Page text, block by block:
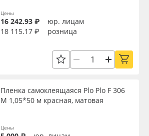
Цены
16 242.93 ₽
юр. лицам
18 115.17 ₽
розница
Пленка самоклеящаяся Plo Plo F 306
M 1,05*50 м красная, матовая
Цены